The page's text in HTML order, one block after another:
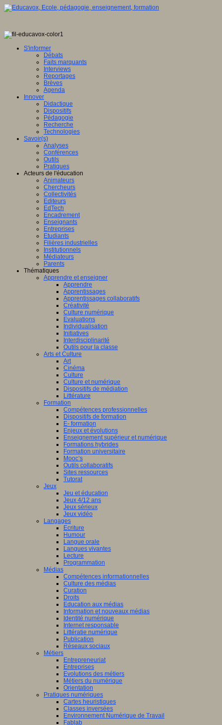
S'informer
Débats
Faits marquants
Interviews
Reportages
Brèves
Agenda
Innover
Didactique
Dispositifs
Pédagogie
Recherche
Technologies
Savoir(s)
Analyses
Conférences
Outils
Pratiques
Acteurs de l'éducation
Animateurs
Chercheurs
Collectivités
Editeurs
EdTech
Encadrement
Enseignants
Entreprises
Etudiants
Filières industrielles
Institutionnels
Médiateurs
Parents
Thématiques
Apprendre et enseigner
Apprendre
Apprentissages
Apprentissages collaboratifs
Créativité
Culture numérique
Evaluations
Individualisation
Initiatives
Interdisciplinarité
Outils pour la classe
Arts et Culture
Art
Cinéma
Culture
Culture et numérique
Dispositifs de médiation
Littérature
Formation
Compétences professionnelles
Dispositifs de formation
E- formation
Enjeux et évolutions
Enseignement supérieur et numérique
Formations hybrides
Formation universitaire
Mooc’s
Outils collaboratifs
Sites ressources
Tutorat
Jeux
Jeu et éducation
Jeux 4/12 ans
Jeux sérieux
Jeux vidéo
Langages
Ecriture
Humour
Langue orale
Langues vivantes
Lecture
Programmation
Médias
Compétences informationnelles
Culture des médias
Curation
Droits
Education aux médias
Information et nouveaux médias
Identité numérique
Internet responsable
Littératie numérique
Publication
Réseaux sociaux
Métiers
Entrepreneuriat
Entreprises
Evolutions des métiers
Métiers du numérique
Orientation
Pratiques numériques
Cartes heuristiques
Classes inversées
Environnement Numérique de Travail
Fablab